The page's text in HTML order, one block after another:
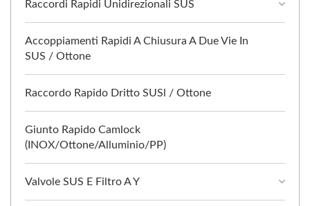
Raccordi Rapidi Unidirezionali SUS
Accoppiamenti Rapidi A Chiusura A Due Vie In
SUS / Ottone
Raccordo Rapido Dritto SUSl / Ottone
Giunto Rapido Camlock
(INOX/Ottone/Alluminio/PP)
Valvole SUS E Filtro A Y